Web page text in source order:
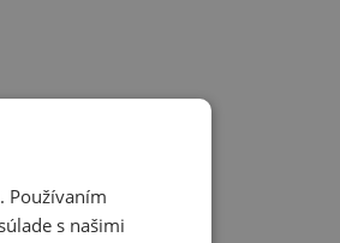
Používaním
s našimi